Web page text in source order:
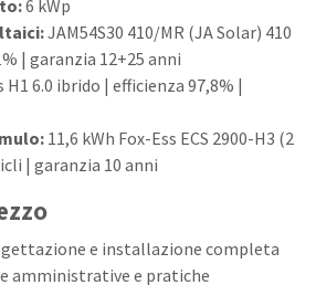
6 kWp
JAM54S30 410/MR (JA Solar) 410
| garanzia 12+25 anni
H1 6.0 ibrido | efficienza 97,8% |
11,6 kWh Fox-Ess ECS 2900-H3 (2
| garanzia 10 anni
e installazione completa
amministrative e pratiche